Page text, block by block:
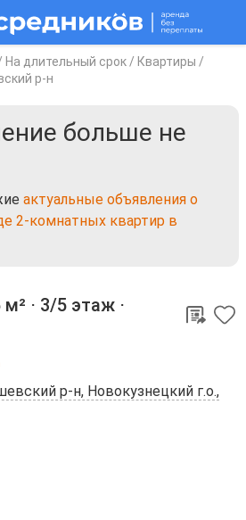
На длительный срок / Квартиры /
р-н
больше не
актуальные объявления о
2-комнатных квартир в
м² ⋅ 3/5 этаж ⋅
р-н, Новокузнецкий г.о.,